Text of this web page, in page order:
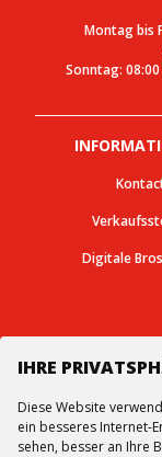
IHRE
Diese Website
ein besseres Internet-
sehen, besser an Ihre
Montag bis
Sonntag:
Digitale